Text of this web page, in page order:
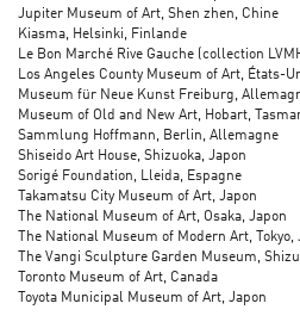
Jupiter Museum of Art, Shen zhen, Chine
Kiasma, Helsinki, Finlande
Le Bon Marché Rive Gauche (collection
Los Angeles County Museum of Art, États-
Museum für Neue Kunst Freiburg,
Museum of Old and New Art, Hobart,
Sammlung Hoffmann, Berlin, Allemagne
Shiseido Art House, Shizuoka, Japon
Sorigé Foundation, Lleida, Espagne
Takamatsu City Museum of Art, Japon
The National Museum of Art, Osaka, Japon
The National Museum of Modern Art, Tokyo,
The Vangi Sculpture Garden Museum,
Toronto Museum of Art, Canada
Toyota Municipal Museum of Art, Japon